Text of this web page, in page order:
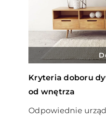
Kryteria doboru
od wnętrza
Odpowiednie